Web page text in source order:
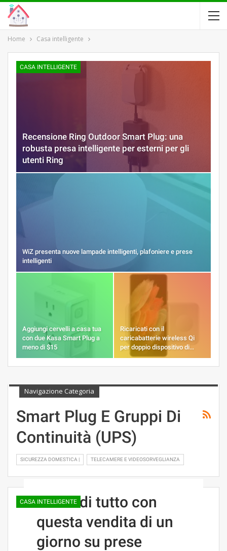
Home Casa intelligente
CASA INTELLIGENTE
Recensione Ring Outdoor Smart Plug: una
robusta presa intelligente per esterni per gli
utenti Ring
WiZ presenta nuove lampade intelligenti, plafoniere e prese
intelligenti
Aggiungi cervelli a casa tua
con due Kasa Smart Plug a
meno di $15
Ricaricati con il
caricabatterie wireless Qi
per doppio dispositivo di…
Navigazione Categoria
Smart Plug E Gruppi Di
Continuità (UPS)
SICUREZZA DOMESTICA | TELECAMERE E VIDEOSORVEGLIANZA
CASA INTELLIGENTE
Accendi tutto con
questa vendita di un
giorno su prese